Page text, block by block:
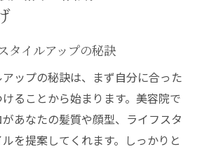
タイルアップの秘訣
ップの秘訣は、まず自分に合った
ることから始まります。美容院で
あなたの髪質や顔型、ライフスタ
を提案してくれます。しっかりと